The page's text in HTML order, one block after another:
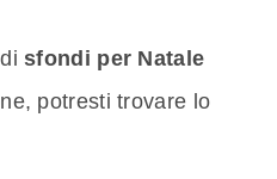
disfondi per Natale
potresti trovare lo